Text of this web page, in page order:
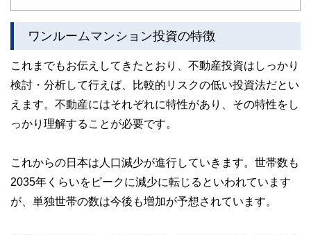
ワンルームマンション投資の特徴
これまでもお伝えしてきたとおり、不動産投資はしっかり
検討・分析して行えば、比較的リスクの低い投資法だとい
えます。不動産にはそれぞれに特性があり、その特性をし
っかり理解することが必要です。
これからの日本は人口減少が進行していきます。世帯数も
2035年くらいをピークに減少に転じるといわれています
が、単独世帯の数は今後も増加が予想されています。